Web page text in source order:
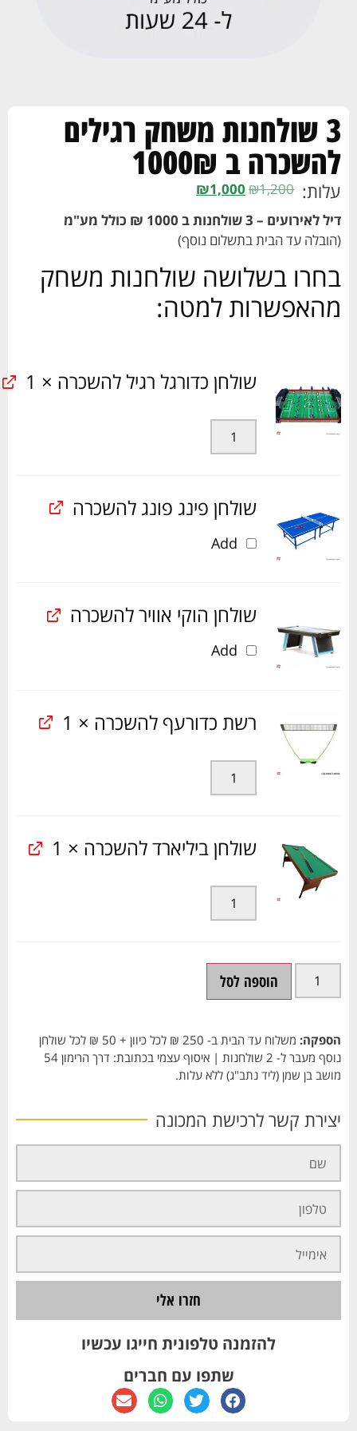
3 שולחנות משחק רגילים
להשכרה ב 1000₪
עלות: ₪1,200
₪1,000
דיל לאירועים – 3 שולחנות ב 1000 ₪ כולל מע"מ
(הובלה עד הבית בתשלום נוסף)
בחרו בשלושה שולחנות משחק
מהאפשרות למטה:
שולחן כדורגל רגיל להשכרה × 1
שולחן פינג פונג להשכרה
שולחן הוקי אוויר להשכרה
רשת כדורעף להשכרה × 1
שולחן ביליארד להשכרה × 1
הוספה לסל
הספקה:
משלוח עד הבית ב- 250 ₪ לכל כיוון + 50 ₪ לכל שולחן
נוסף מעבר ל- 2 שולחנות | איסוף עצמי בכתובת: דרך הרימון 54
מושב בן שמן (ליד נתב"ג) ללא עלות.
יצירת קשר לרכישת המכונה
חזרו אלי
להזמנה טלפונית חייגו עכשיו
שתפו עם חברים